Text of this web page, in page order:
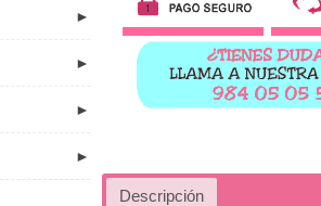
Descripción
►
►
►
►